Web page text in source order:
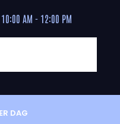
DAG
10:00 AM - 12:00 PM